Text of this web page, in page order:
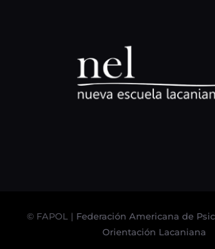
© FAPOL | Federación Americana de
Orientación Lacaniana